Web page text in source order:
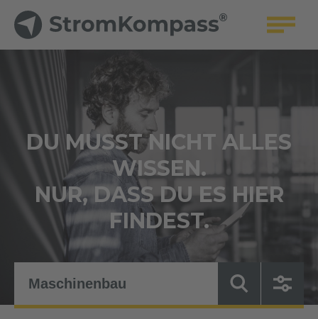
DU MUSST NICHT ALLES
WISSEN.
NUR, DASS DU ES HIER
FINDEST.